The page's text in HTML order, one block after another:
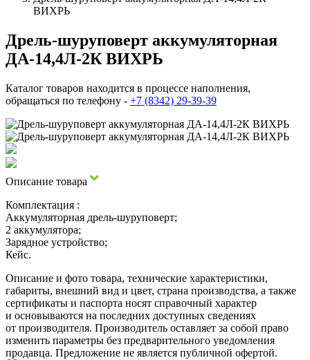
ВИХРЬ
Дрель-шуруповерт аккумуляторная
ДА-14,4Л-2К ВИХРЬ
Каталог товаров находится в процессе наполнения,
обращаться по телефону - +7 (8342) 29-39-39
Описание товара
Комплектация :
Аккумуляторная дрель-шуруповерт;
2 аккумулятора;
Зарядное устройство;
Кейс.
Описание и фото товара, технические характеристики,
габариты, внешний вид и цвет, страна производства, а также
сертификаты и паспорта носят справочный характер
и основываются на последних доступных сведениях
от производителя. Производитель оставляет за собой право
изменить параметры без предварительного уведомления
продавца. Предложение не является публичной офертой.